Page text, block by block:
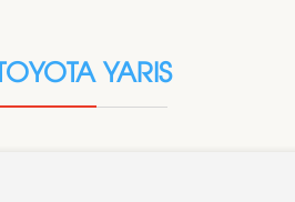
YARIS